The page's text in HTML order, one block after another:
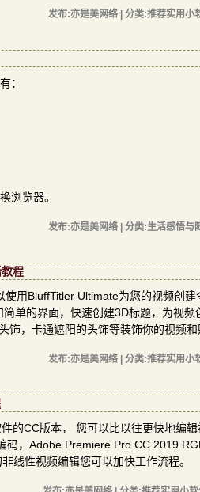
发布:亦是美网络 | 分类:推荐实用小
：
浏览器。
发布:亦是美网络 | 分类:生活感悟与
程
用BluffTitler Ultimate为您的视频创建
单的界面，快速创建3D标题，为视频
，卡通遮阳的头饰等装饰你的视频和
发布:亦是美网络 | 分类:推荐实用小
的CC版本， 您可以比以往更快地编
码，Adobe Premiere Pro CC 2019
线性视频编辑您可以加快工作流程。